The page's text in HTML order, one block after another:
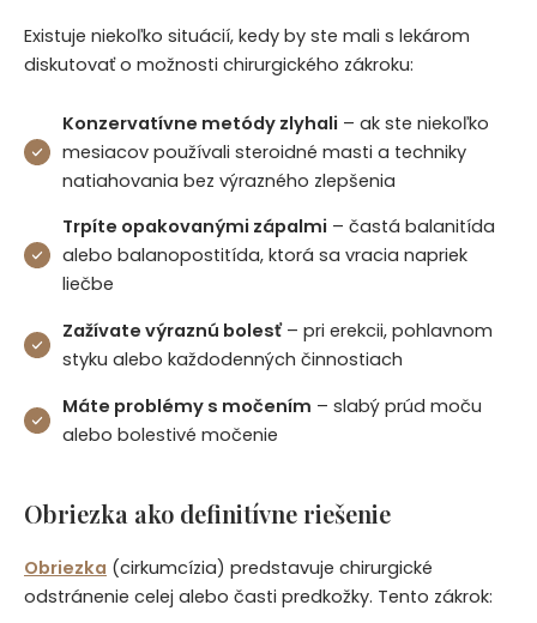
Existuje niekoľko situácií, kedy by ste mali s lekárom
diskutovať o možnosti chirurgického zákroku:
Konzervatívne metódy zlyhali – ak ste niekoľko
mesiacov používali steroidné masti a techniky
natiahovania bez výrazného zlepšenia
Trpíte opakovanými zápalmi – častá balanitída
alebo balanopostitída, ktorá sa vracia napriek
liečbe
Zažívate výraznú bolesť– pri erekcii, pohlavnom
styku alebo každodenných činnostiach
Máte problémy s močením – slabý prúd moču
alebo bolestivé močenie
Obriezka ako definitívne riešenie
Obriezka (cirkumcízia) predstavuje chirurgické
odstránenie celej alebo časti predkožky. Tento zákrok: